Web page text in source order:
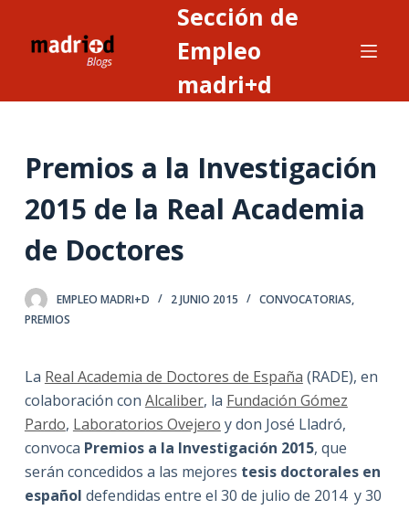
n
e
n
d
o
Sección de
Empleo
madri+d
Premios a la Investigación
2015 de la Real Academia
de Doctores
EMPLEO MADRI+D 2 JUNIO 2015 CONVOCATORIAS,
PREMIOS
La Real Academia de Doctores de España (RADE), en
colaboración con Alcaliber, la Fundación Gómez
Pardo, Laboratorios Ovejero y don José Lladró,
convoca Premios a la Investigación 2015, que
serán concedidos a las mejores tesis doctorales en
español defendidas entre el 30 de julio de 2014 y 30